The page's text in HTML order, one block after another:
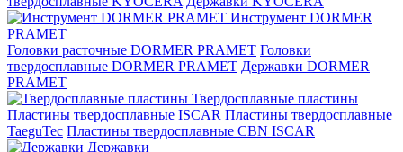
Инструмент DORMER
PRAMET
Головки расточные DORMER PRAMET Головки
твердосплавные DORMER PRAMET Державки DORMER
PRAMET
Твердосплавные пластины
Пластины твердосплавные ISCAR Пластины твердосплавные
TaeguTec Пластины твердосплавные CBN ISCAR
Державки